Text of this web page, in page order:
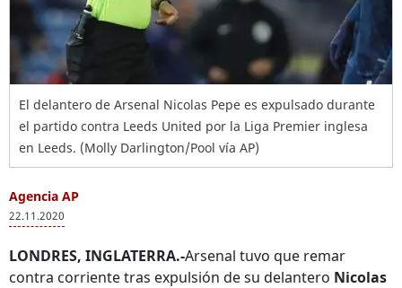
El delantero de Arsenal Nicolas Pepe es expulsado durante
el partido contra Leeds United por la Liga Premier inglesa
en Leeds. (Molly Darlington/Pool vía AP)
Agencia AP
22.11.2020
LONDRES, INGLATERRA.-Arsenal tuvo que remar
contra corriente tras expulsión de su delantero Nicolas